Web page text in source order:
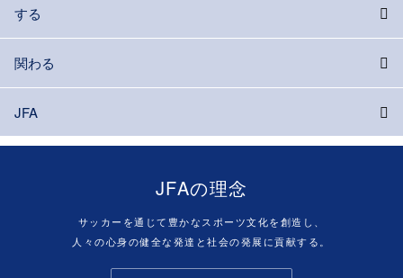
する
関わる
JFA
JFAの理念
サッカーを通じて豊かなスポーツ文化を創造し、
人々の心身の健全な発達と社会の発展に貢献する。